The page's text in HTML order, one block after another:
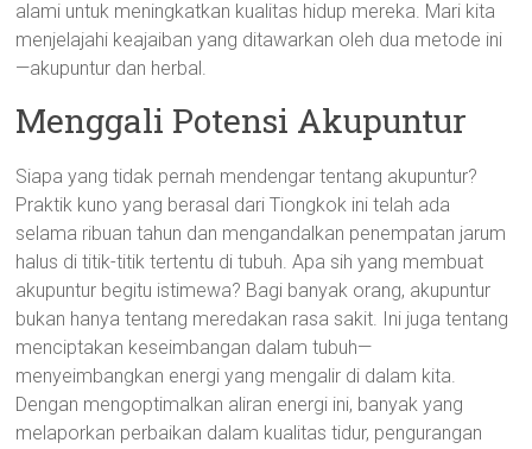
alami untuk meningkatkan kualitas hidup mereka. Mari kita
menjelajahi keajaiban yang ditawarkan oleh dua metode ini
—akupuntur dan herbal.
Menggali Potensi Akupuntur
Siapa yang tidak pernah mendengar tentang akupuntur?
Praktik kuno yang berasal dari Tiongkok ini telah ada
selama ribuan tahun dan mengandalkan penempatan jarum
halus di titik-titik tertentu di tubuh. Apa sih yang membuat
akupuntur begitu istimewa? Bagi banyak orang, akupuntur
bukan hanya tentang meredakan rasa sakit. Ini juga tentang
menciptakan keseimbangan dalam tubuh—
menyeimbangkan energi yang mengalir di dalam kita.
Dengan mengoptimalkan aliran energi ini, banyak yang
melaporkan perbaikan dalam kualitas tidur, pengurangan